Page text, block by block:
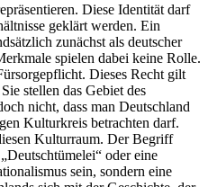
Diese Identität darf
geklärt werden. Ein
zunächst als deutscher
spielen dabei keine Rolle.
Dieses Recht gilt
stellen das Gebiet des
nicht, dass man Deutschland
Kulturkreis betrachten darf.
Kulturraum. Der Begriff
oder eine
sein, sondern eine